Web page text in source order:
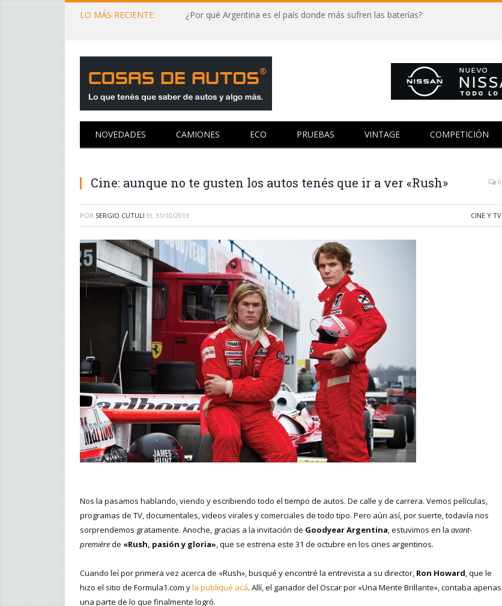
LO MÁS RECIENTE: ¿Por qué Argentina es el país donde más sufren las baterías?
NOVEDADES CAMIONES ECO PRUEBAS VINTAGE COMPETICIÓN
Cine: aunque no te gusten los autos tenés que ir a ver «Rush» 0
POR SERGIO CUTULI EL 31/10/2013 CINE Y TV
Nos la pasamos hablando, viendo y escribiendo todo el tiempo de autos. De calle y de carrera. Vemos películas,
programas de TV, documentales, videos virales y comerciales de todo tipo. Pero aún así, por suerte, todavía nos
sorprendemos gratamente. Anoche, gracias a la invitación de Goodyear Argentina, estuvimos en la avant-
premièrede «Rush, pasión y gloria», que se estrena este 31 de octubre en los cines argentinos.
Cuando leí por primera vez acerca de «Rush», busqué y encontré la entrevista a su director, Ron Howard, que le
hizo el sitio de Formula1.com yla publiqué acá. Allí, el ganador del Oscar por «Una Mente Brillante», contaba apenas
una parte de lo que finalmente logró.